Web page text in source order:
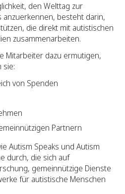
den Welttag zur
besteht darin,
die direkt mit autistischen
zusammenarbeiten.
Mitarbeiter dazu ermutigen,
sie:
von Spenden
Partnern
Autism Speaks und Autism
durch, die sich auf
gemeinnützige Dienste
für autistische Menschen